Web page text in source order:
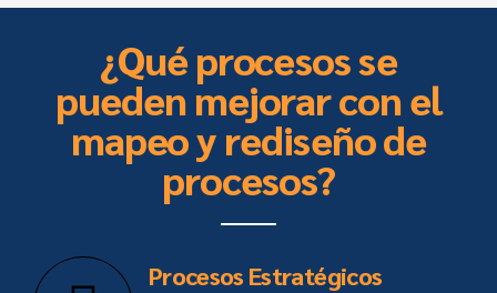
¿Qué procesos se
pueden mejorar con el
mapeo y rediseño de
procesos?
Procesos Estratégicos